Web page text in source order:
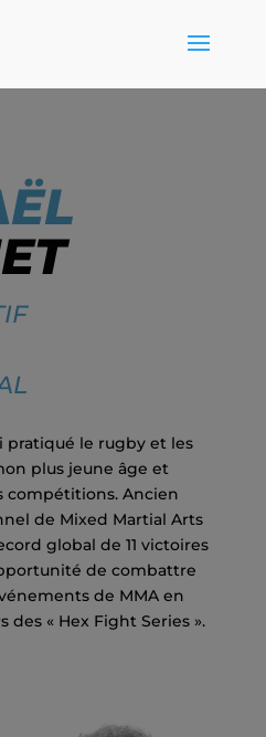
pratiqué le rugby et les
plus jeune âge et
Ancien
de Mixed Martial Arts
global de 11 victoires
de combattre
de MMA en
des « Hex Fight Series ».